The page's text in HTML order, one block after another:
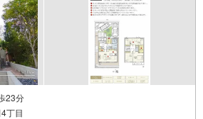
23分
丁目